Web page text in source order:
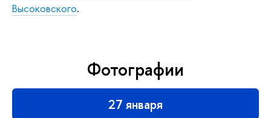
Высоковского.
Фотографии
27 января